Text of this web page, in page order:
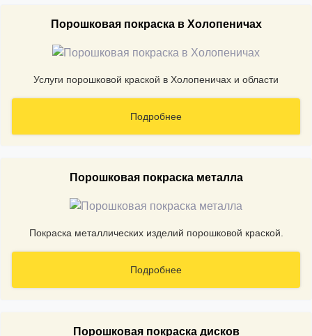
Порошковая покраска в Холопеничах
Услуги порошковой краской в Холопеничах и области
Подробнее
Порошковая покраска металла
Покраска металлических изделий порошковой краской.
Подробнее
Порошковая покраска дисков